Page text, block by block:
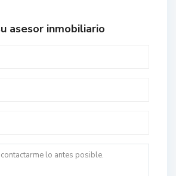
asesor inmobiliario